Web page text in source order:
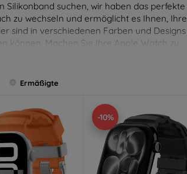
suchen, wir haben das perfekte
zu wechseln und ermöglicht es Ihnen, Ihre
sind in verschiedenen Farben und Designs
können. Machen Sie Ihre Apple Watch zu
Ermäßigte
-10%